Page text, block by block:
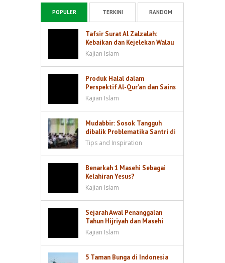
POPULER TERKINI RANDOM
Tafsir Surat Al Zalzalah:
Kebaikan dan Kejelekan Walau
Sebesar Dzarrah akan Dibalas
Kajian Islam
Produk Halal dalam
Perspektif Al-Qur’an dan Sains
Kajian Islam
Mudabbir: Sosok Tangguh
dibalik Problematika Santri di
Kamar
Tips and Inspiration
Benarkah 1 Masehi Sebagai
Kelahiran Yesus?
Kajian Islam
Sejarah Awal Penanggalan
Tahun Hijriyah dan Masehi
Kajian Islam
5 Taman Bunga di Indonesia